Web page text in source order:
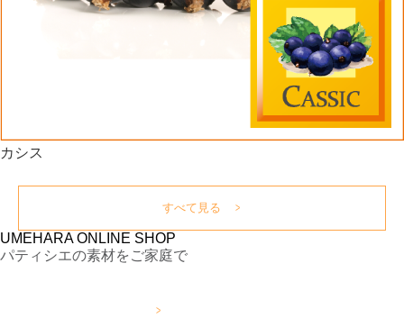
カシス
すべて見る
UMEHARAONLINE SHOP
パティシエの素材をご家庭で